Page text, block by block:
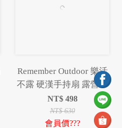
Remember Outdoor 樂活
不露 硬漢手持扇 露營風
扇 充電風扇 風扇 手持風
扇
NT$ 498
NT$630
會員價???